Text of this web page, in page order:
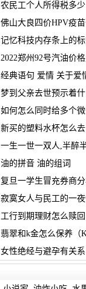
农民工个人所得税多少
佛山大良四价HPV疫
记忆科技内存条上的
2022郑州92号汽油价
经典语句 爱情 关于爱
梦到父亲去世预示着
如何怎么同时给多个
新买的塑料水杯怎么
一生一世一双人,半醉
油的拼音 油的组词
复旦一学生冒充券商
寂寞女人与民工的一
工行到期理财怎么赎回
翡翠和k金怎么保养（
女性绝经与避孕有关